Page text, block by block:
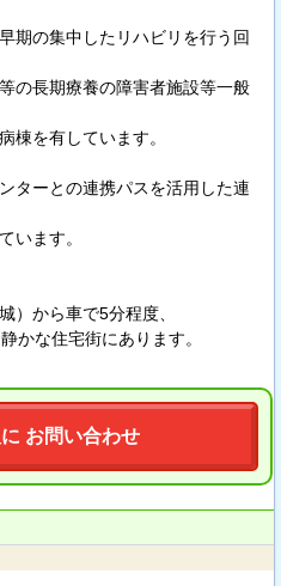
期の集中したリハビリを行う回
の長期療養の障害者施設等一般
棟を有しています。
ターとの連携パスを活用した連
います。
）から車で5分程度、
かな住宅街にあります。
お問い合わせ